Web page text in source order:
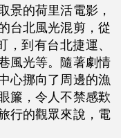
景的荷里活電影，
台北風光混剪，從
到有台北捷運、
風光等。隨著劇情
心挪向了周邊的漁
簾，令人不禁感歎
行的觀眾來說，電